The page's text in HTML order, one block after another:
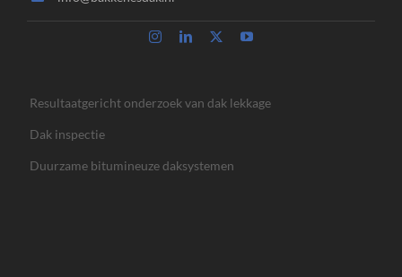
Resultaatgericht onderzoek van dak lekkage
Dak inspectie
Duurzame bitumineuze daksystemen